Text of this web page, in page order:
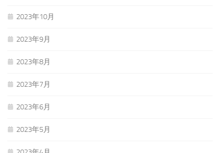
2023年10月
2023年9月
2023年8月
2023年7月
2023年6月
2023年5月